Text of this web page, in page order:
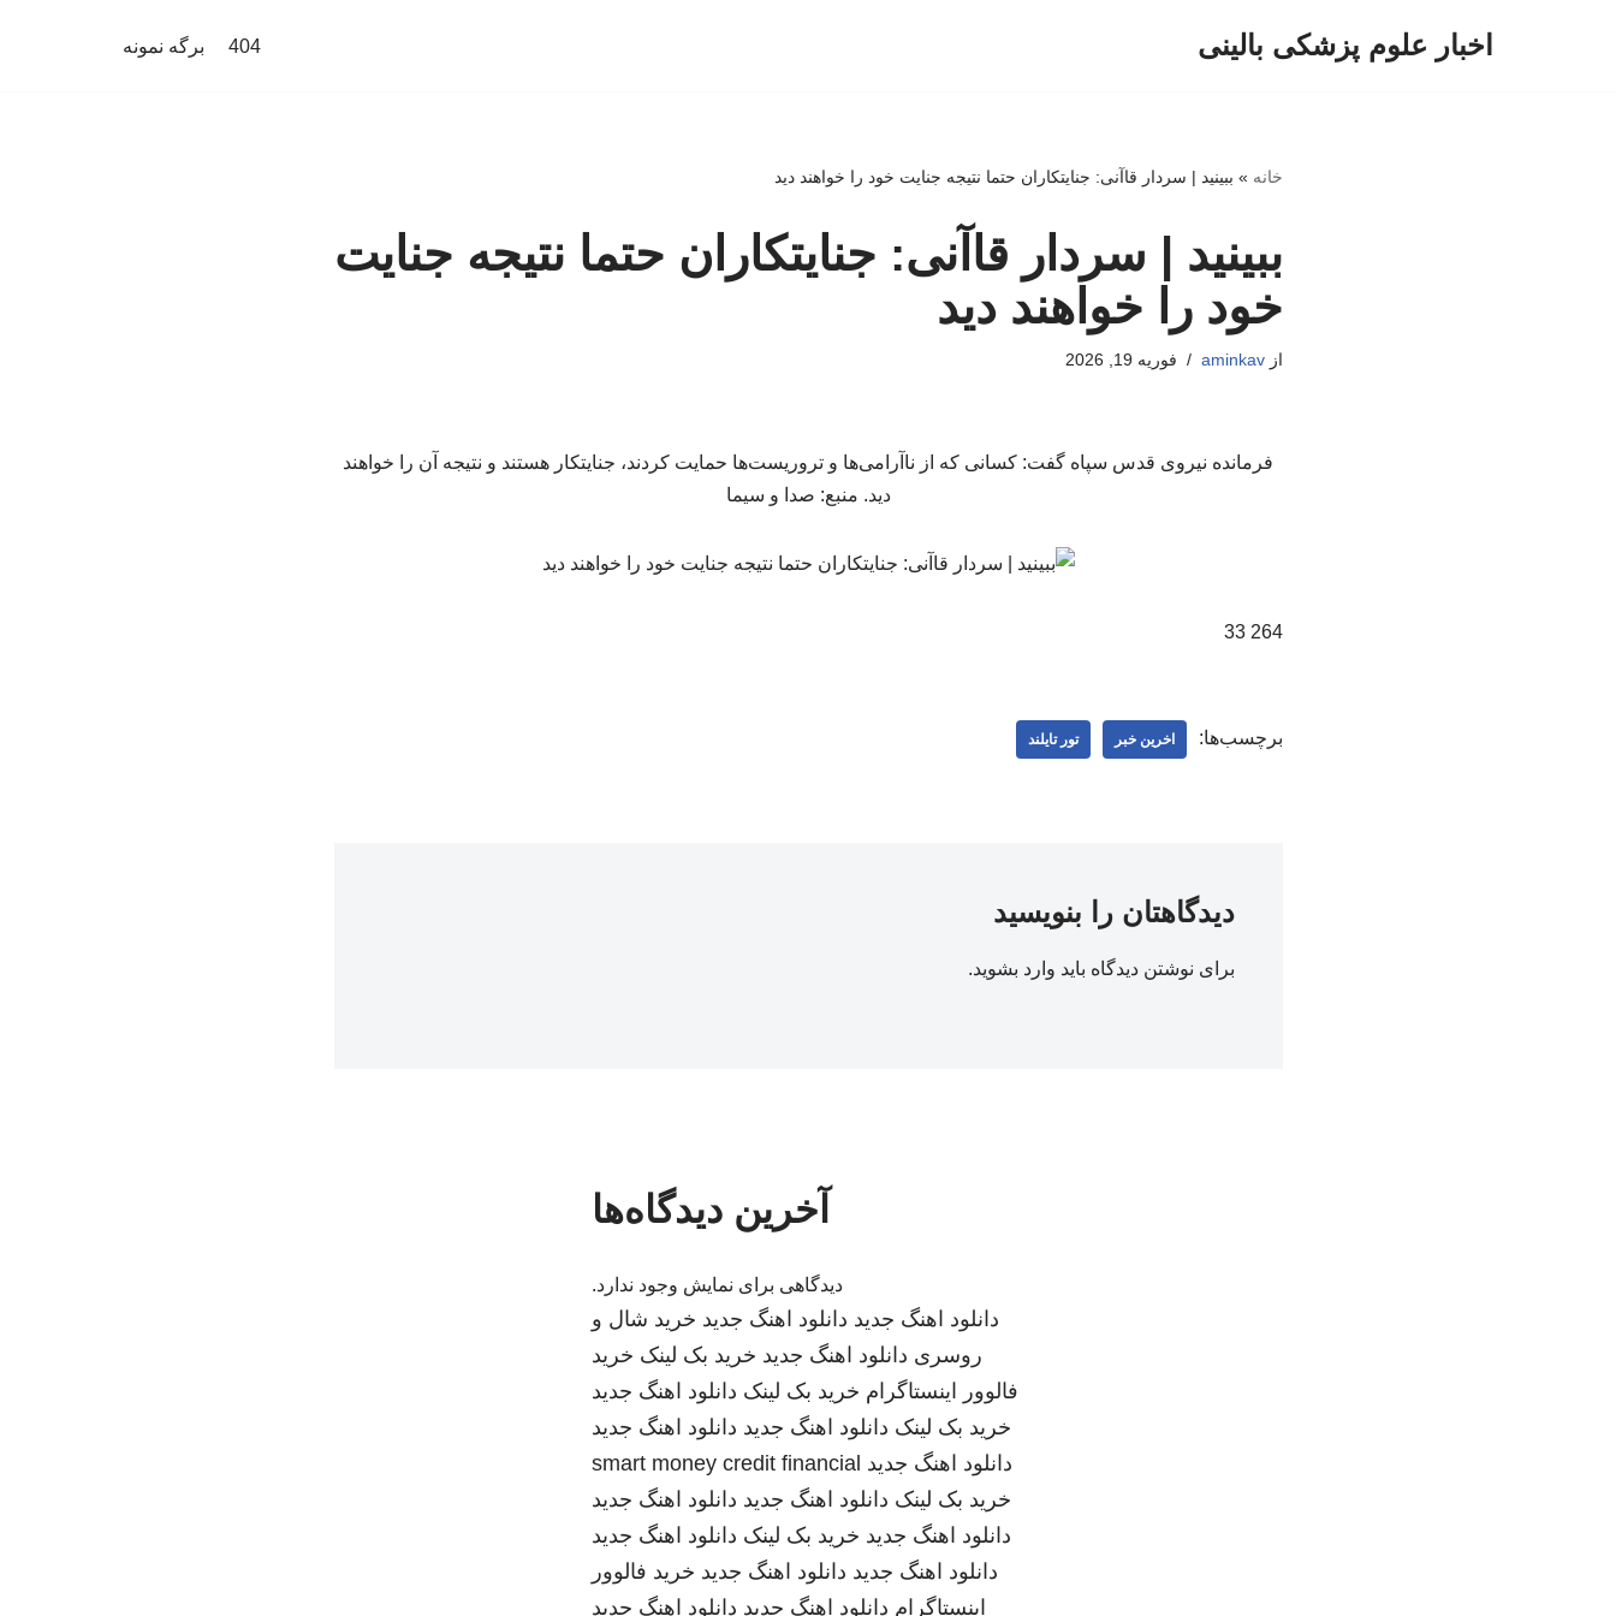
اخبار علوم پزشکی بالینی 404 برگه نمونه
خانه » ببینید | سردار قاآنی: جنایتکاران حتما نتیجه جنایت خود را خواهند دید
ببینید | سردار قاآنی: جنایتکاران حتما نتیجه جنایت
خود را خواهند دید
ازaminkav فوریه 19, 2026
فرمانده نیروی قدس سپاه گفت: کسانی که از ناآرامی‌ها و تروریست‌ها حمایت کردند، جنایتکار هستند و نتیجه آن را خواهند
دید. منبع: صدا و سیما
264 33
برچسب‌ها: اخرین خبر تور تایلند
دیدگاهتان را بنویسید
برای نوشتن دیدگاه باید وارد بشوید.
آخرین دیدگاه‌ها
دیدگاهی برای نمایش وجود ندارد.
دانلود اهنگ جدید دانلود اهنگ جدید خرید شال و
روسری دانلود اهنگ جدید خرید بک لینک خرید
فالوور اینستاگرام خرید بک لینک دانلود اهنگ جدید
خرید بک لینک دانلود اهنگ جدید دانلود اهنگ جدید
دانلود اهنگ جدید smart money credit financial
خرید بک لینک دانلود اهنگ جدید دانلود اهنگ جدید
دانلود اهنگ جدید خرید بک لینک دانلود اهنگ جدید
دانلود اهنگ جدید دانلود اهنگ جدید خرید فالوور
اینستاگرام دانلود اهنگ جدید دانلود اهنگ جدید